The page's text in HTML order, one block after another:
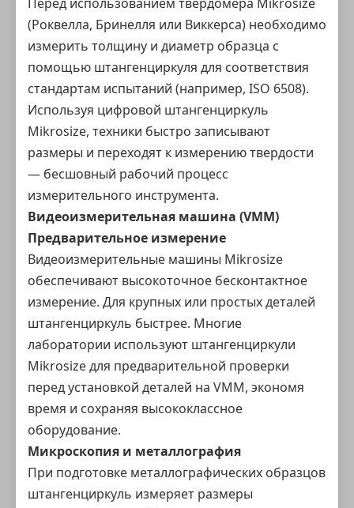
(Роквелла, Бринелля или Виккерса) необходимо
измерить толщину и диаметр образца с
помощью штангенциркуля для соответствия
стандартам испытаний (например, ISO 6508).
Используя цифровой штангенциркуль
Mikrosize, техники быстро записывают
размеры и переходят к измерению твердости
— бесшовный рабочий процесс
измерительного инструмента.
Видеоизмерительная машина (VMM)
Предварительное измерение
Видеоизмерительные машины Mikrosize
обеспечивают высокоточное бесконтактное
измерение. Для крупных или простых деталей
штангенциркуль быстрее. Многие
лаборатории используют штангенциркули
Mikrosize для предварительной проверки
перед установкой деталей на VMM, экономя
время и сохраняя высококлассное
оборудование.
Микроскопия и металлография
При подготовке металлографических образцов
штангенциркуль измеряет размеры